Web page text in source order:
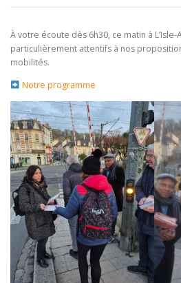
À votre écoute dès 6h30, ce matin à L’Isle-
particulièrement attentifs à nos
mobilités.
Notre programme